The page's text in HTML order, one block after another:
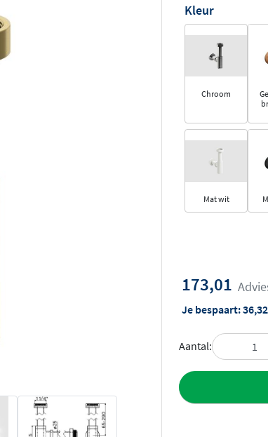
Kleur
Chroom
Mat wit
173,01
Je bespaart:36,32
Aantal:
Toevoegen